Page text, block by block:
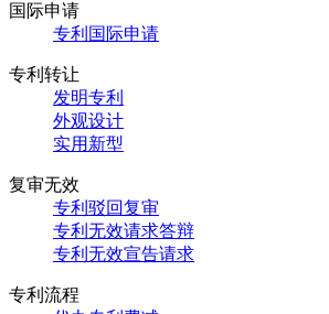
国际申请
专利国际申请
专利转让
发明专利
外观设计
实用新型
复审无效
专利驳回复审
专利无效请求答辩
专利无效宣告请求
专利流程